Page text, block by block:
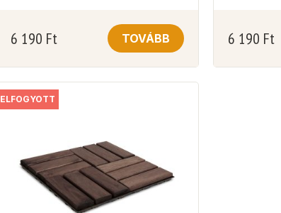
6 190 Ft TOVÁBB 6 190 Ft
ELFOGYOTT